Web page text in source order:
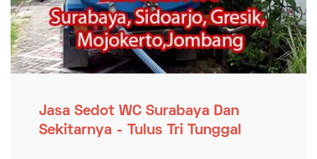
Jasa Sedot WC Surabaya Dan
Sekitarnya - Tulus Tri Tunggal